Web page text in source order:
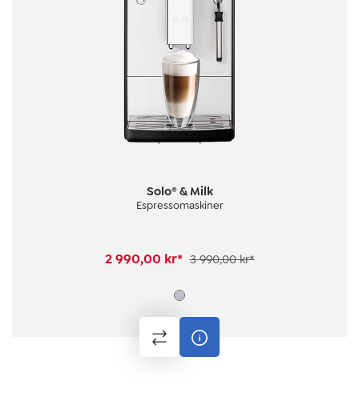
Solo® & Milk
Espressomaskiner
2 990,00 kr* 3 990,00 kr*